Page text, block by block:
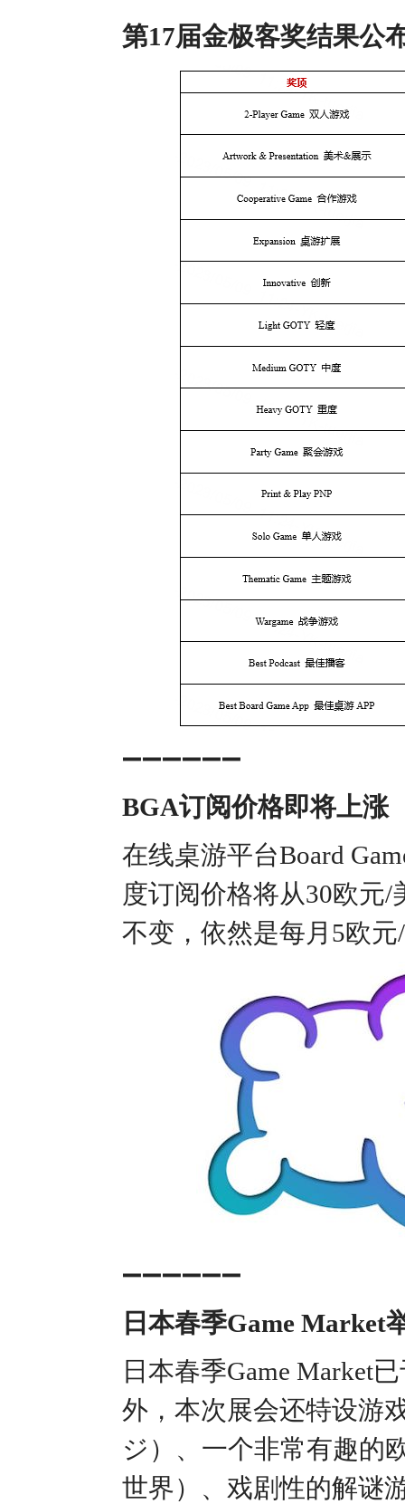
第17届金极客奖结果公
➖➖➖➖➖➖
BGA订阅价格即将上涨
在线桌游平台Board
度订阅价格将从30欧元
不变，依然是每月5欧元
➖➖➖➖➖➖
日本春季Game Market
日本春季Game Market
外，本次展会还特设游
ジ）、一个非常有趣的
世界）、戏剧性的解谜